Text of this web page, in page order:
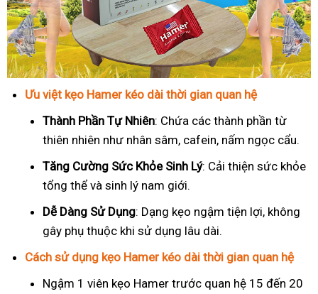
Ưu việt kẹo Hamer kéo dài thời gian quan hệ
Thành Phần Tự Nhiên: Chứa các thành phần từ
thiên nhiên như nhân sâm, cafein, nấm ngọc cẩu.
Tăng Cường Sức Khỏe Sinh Lý: Cải thiện sức khỏe
tổng thể và sinh lý nam giới.
Dễ Dàng Sử Dụng: Dạng kẹo ngậm tiện lợi, không
gây phụ thuộc khi sử dụng lâu dài.
Cách sử dụng kẹo Hamer kéo dài thời gian quan hệ
Ngậm 1 viên kẹo Hamer trước quan hệ 15 đến 20